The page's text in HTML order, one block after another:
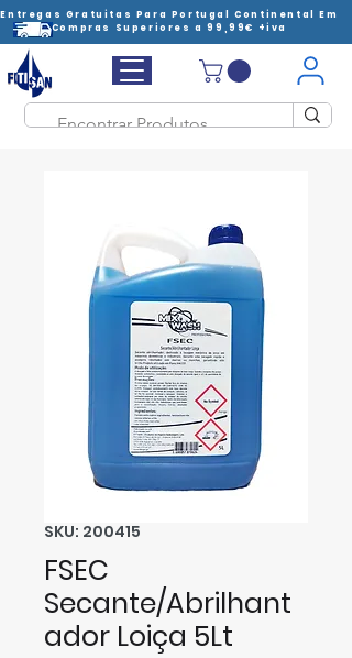
Entregas Gratuitas Para Portugal Continental Em
Compras Superiores a 99,99€ +iva
SKU: 200415
FSEC
Secante/Abrilhant
ador Loiça 5Lt